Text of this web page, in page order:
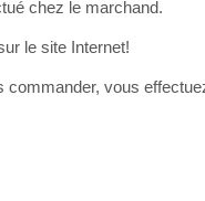
chez le marchand.
le site Internet!
vous